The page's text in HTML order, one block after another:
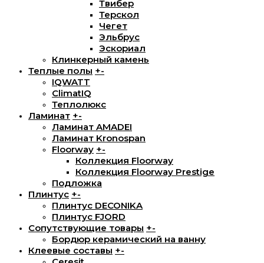
Твибер
Терскол
Чегет
Эльбрус
Эскориал
Клинкерный камень
Теплые полы +-
IQWATT
ClimatIQ
Теплолюкс
Ламинат +-
Ламинат AMADEI
Ламинат Kronospan
Floorway +-
Коллекция Floorway
Коллекция Floorway Prestige
Подложка
Плинтус +-
Плинтус DECONIKA
Плинтус FJORD
Сопутствующие товары +-
Бордюр керамический на ванну
Клеевые составы +-